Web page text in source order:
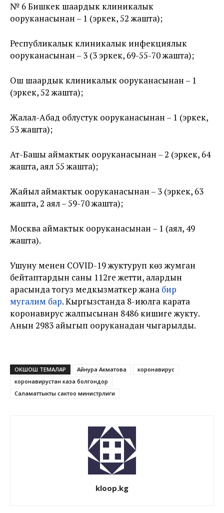
№ 6 Бишкек шаардык клиникалык
ооруканасынан – 1 (эркек, 52 жашта);
Республикалык клиникалык инфекциялык
ооруканасынан – 3 (3 эркек, 69-55-70 жашта);
Ош шаардык клиникалык ооруканасынан – 1
(эркек, 52 жашта);
Жалал-Абад облустук ооруканасынан – 1 (эркек,
53 жашта);
Ат-Башы аймактык ооруканасынан – 2 (эркек, 64
жашта, аял 55 жашта);
Жайыл аймактык ооруканасынан – 3 (эркек, 63
жашта, 2 аял – 59-70 жашта);
Москва аймактык ооруканасынан – 1 (аял, 49
жашта).
Ушуну менен COVID-19 жуктуруп көз жумган
бейтаптардын саны 112ге жетти, алардын
арасында тогуз медкызматкер жана бир
мугалим бар. Кыргызстанда 8-июлга карата
коронавирус жалпысынан 8486 кишиге жукту.
Анын 2983ү айыгып ооруканадан чыгарылды.
ОКШОШ ТЕМАЛАР Айнура Акматова
коронавирус
коронавирустан каза болгондор
Саламаттыкты сактоо министрлиги
kloop.kg